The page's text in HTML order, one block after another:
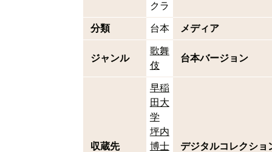
クラ
分類 台本 メディア
ジャンル
歌舞
伎
台本バージョン
収蔵先
早稲
田大
学
坪内
博士
デジタルコレクショ